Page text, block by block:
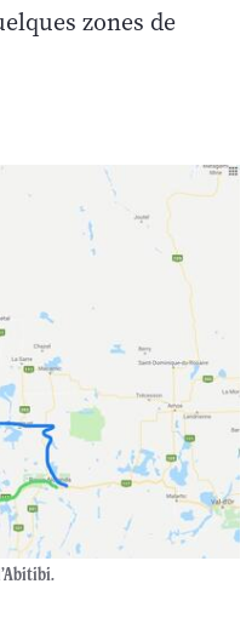
zones de